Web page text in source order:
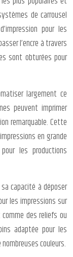
de carrousel
pour les
l’encre à travers
sont obturées pour
largement ce
peuvent imprimer
remarquable. Cette
en grande
les productions
capacité à déposer
les impressions sur
des reliefs ou
adaptée pour les
couleurs.